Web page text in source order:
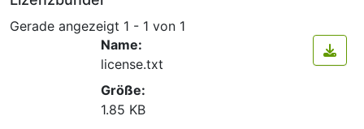
Gerade angezeigt 1 - 1 von 1
Name:
license.txt
Größe:
1.85 KB